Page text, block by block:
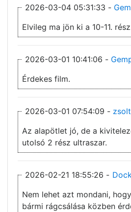
2026-03-04 05:31:33 -
Elvileg ma jön ki a 10-11.
2026-03-01 10:41:06 -
Érdekes film.
2026-03-01 07:54:09 -
Az alapötlet jó, de a
utolsó 2 rész ultraszar.
2026-02-21 18:55:26 -
Nem lehet azt mondani,
bármi rágcsálása közben